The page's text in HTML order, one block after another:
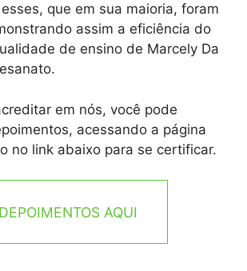
que em sua maioria, foram
assim a eficiência do
de ensino de Marcely Da
em nós, você pode
acessando a página
no link abaixo para se certificar.
DEPOIMENTOS AQUI